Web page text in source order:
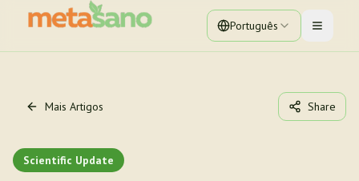
Português Toggle
Mais Artigos Share
Scientific Update